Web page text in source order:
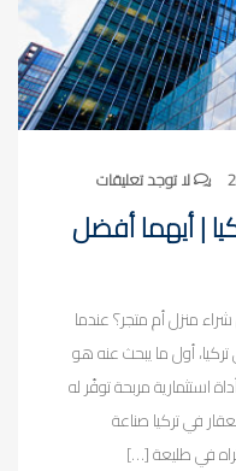
لا توجد تعليقات
| أيهما أفضل
منزل أم متجر؟ عندما
أول ما يبحث عنه هو
مربحة توفّر له
في تركيا صناعة
في طليعة […]